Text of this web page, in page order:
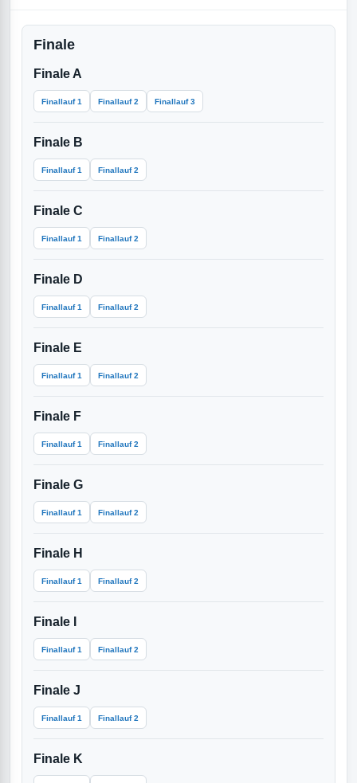
Finale
Finale A
Finallauf 1 Finallauf 2 Finallauf 3
Finale B
Finallauf 1 Finallauf 2
Finale C
Finallauf 1 Finallauf 2
Finale D
Finallauf 1 Finallauf 2
Finale E
Finallauf 1 Finallauf 2
Finale F
Finallauf 1 Finallauf 2
Finale G
Finallauf 1 Finallauf 2
Finale H
Finallauf 1 Finallauf 2
Finale I
Finallauf 1 Finallauf 2
Finale J
Finallauf 1 Finallauf 2
Finale K